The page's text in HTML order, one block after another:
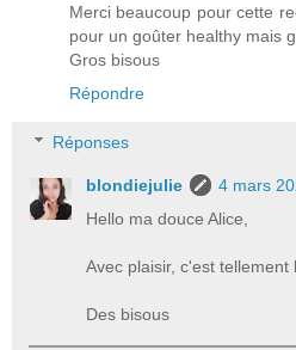
Merci beaucoup pour cette
pour un goûter healthy mais
Gros bisous
Répondre
Réponses
blondiejulie
4 mars
Hello ma douce Alice,
Avec plaisir, c'est
Des bisous